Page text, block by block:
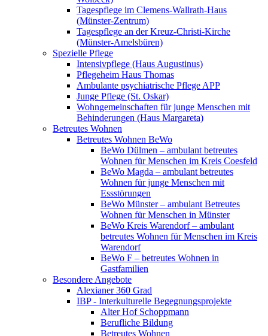
Tagespflege im Clemens-Wallrath-Haus
(Münster-Zentrum)
Tagespflege an der Kreuz-Christi-Kirche
(Münster-Amelsbüren)
Spezielle Pflege
Intensivpflege (Haus Augustinus)
Pflegeheim Haus Thomas
Ambulante psychiatrische Pflege APP
Junge Pflege (St. Oskar)
Wohngemeinschaften für junge Menschen mit
Behinderungen (Haus Margareta)
Betreutes Wohnen
Betreutes Wohnen BeWo
BeWo Dülmen – ambulant betreutes
Wohnen für Menschen im Kreis Coesfeld
BeWo Magda – ambulant betreutes
Wohnen für junge Menschen mit
Essstörungen
BeWo Münster – ambulant Betreutes
Wohnen für Menschen in Münster
BeWo Kreis Warendorf – ambulant
betreutes Wohnen für Menschen im Kreis
Warendorf
BeWo F – betreutes Wohnen in
Gastfamilien
Besondere Angebote
Alexianer 360 Grad
IBP - Interkulturelle Begegnungsprojekte
Alter Hof Schoppmann
Berufliche Bildung
Betreutes Wohnen